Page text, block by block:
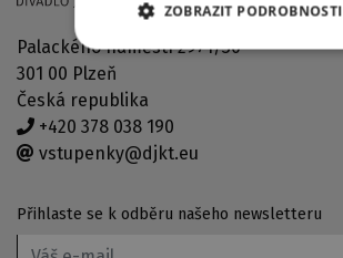
Palackého náměstí 2971/30
301 00 Plzeň
Česká republika
+420 378 038 190
vstupenky@djkt.eu
Přihlaste se k odběru našeho newsletteru
ZOBRAZIT PODROBNOSTI